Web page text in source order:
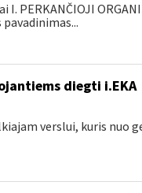
PERKANČIOJI
diegti i.EKA
verslui, kuris nuo